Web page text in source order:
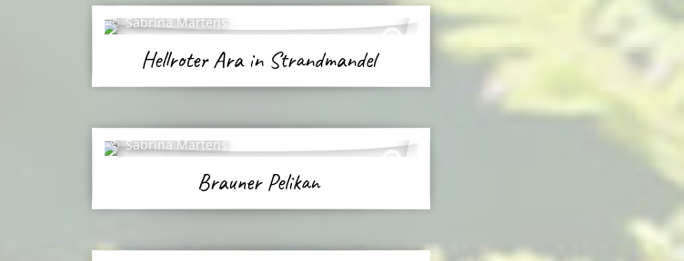
Sabrina Martens
Hellroter Ara in Strandmandel
Sabrina Martens
Brauner Pelikan